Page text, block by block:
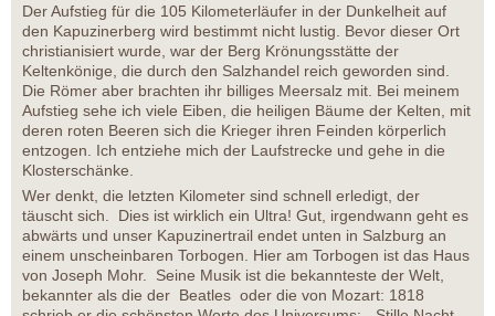
Der Aufstieg für die 105 Kilometerläufer in der Dunkelheit auf
den Kapuzinerberg wird bestimmt nicht lustig. Bevor dieser Ort
christianisiert wurde, war der Berg Krönungsstätte der
Keltenkönige, die durch den Salzhandel reich geworden sind.
Die Römer aber brachten ihr billiges Meersalz mit. Bei meinem
Aufstieg sehe ich viele Eiben, die heiligen Bäume der Kelten, mit
deren roten Beeren sich die Krieger ihren Feinden körperlich
entzogen. Ich entziehe mich der Laufstrecke und gehe in die
Klosterschänke.
Wer denkt, die letzten Kilometer sind schnell erledigt, der
täuscht sich. Dies ist wirklich ein Ultra! Gut, irgendwann geht es
abwärts und unser Kapuzinertrail endet unten in Salzburg an
einem unscheinbaren Torbogen. Hier am Torbogen ist das Haus
von Joseph Mohr. Seine Musik ist die bekannteste der Welt,
bekannter als die der Beatles oder die von Mozart: 1818